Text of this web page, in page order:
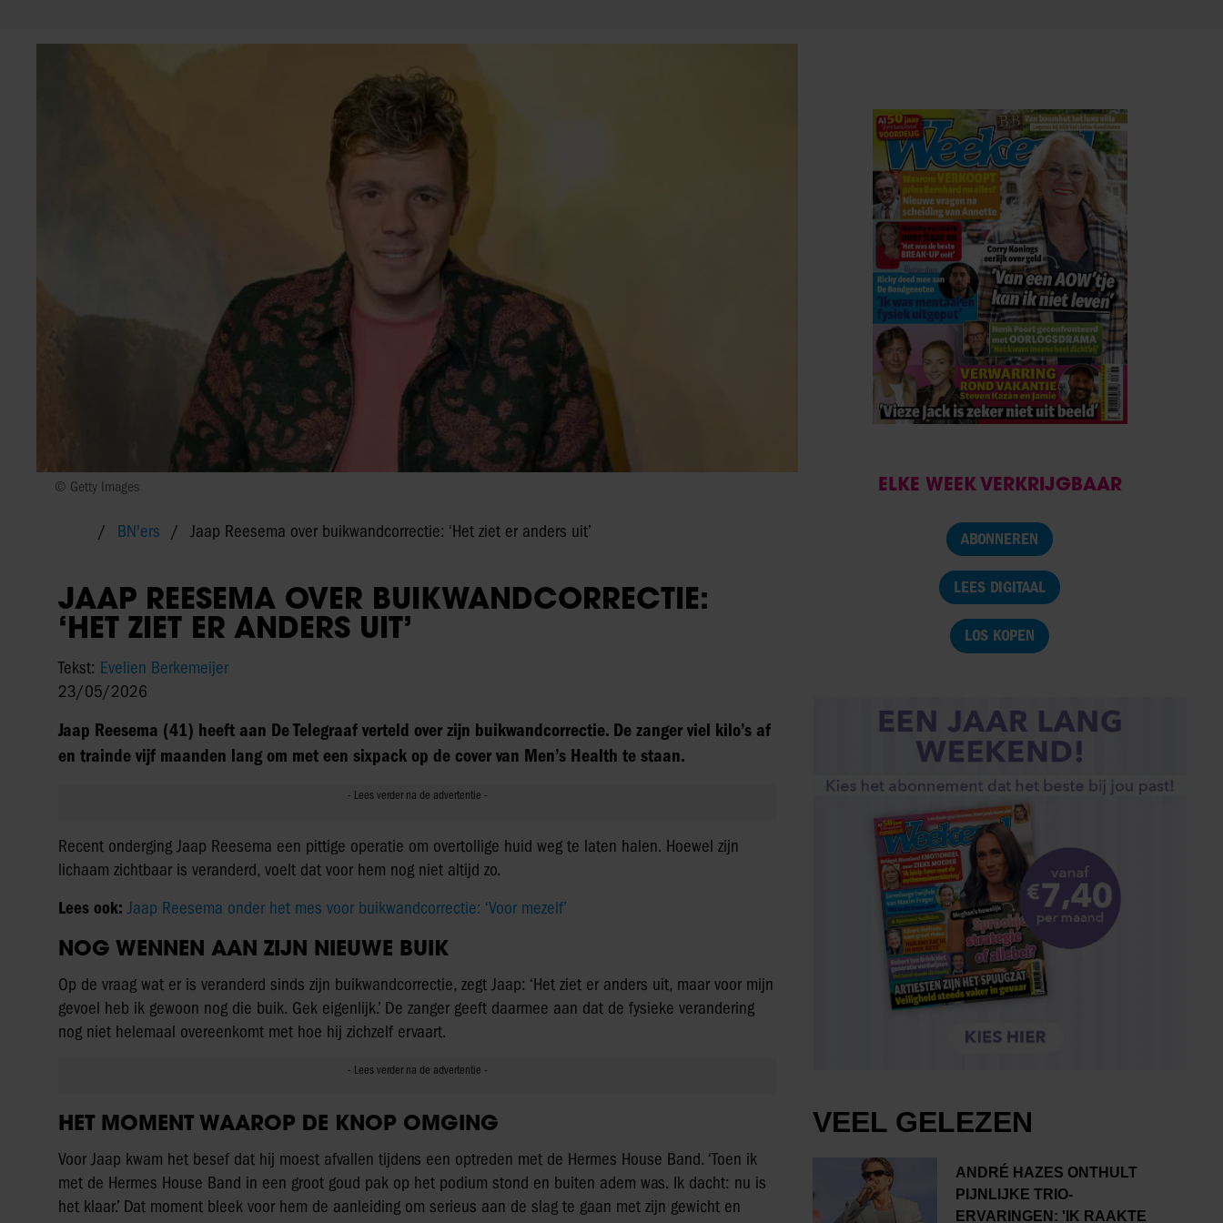
© Getty Images
BN'ers Jaap Reesema over buikwandcorrectie: ‘Het ziet er anders uit’
JAAP REESEMA OVER BUIKWANDCORRECTIE:
‘HET ZIET ER ANDERS UIT’
Tekst: Evelien Berkemeijer
23/05/2026
Jaap Reesema (41) heeft aan De Telegraaf verteld over zijn buikwandcorrectie. De zanger viel kilo’s af
en trainde vijf maanden lang om met een sixpack op de cover van Men’s Health te staan.
Recent onderging Jaap Reesema een pittige operatie om overtollige huid weg te laten halen. Hoewel zijn
lichaam zichtbaar is veranderd, voelt dat voor hem nog niet altijd zo.
Lees ook: Jaap Reesema onder het mes voor buikwandcorrectie: ‘Voor mezelf’
NOG WENNEN AAN ZIJN NIEUWE BUIK
Op de vraag wat er is veranderd sinds zijn buikwandcorrectie, zegt Jaap: ‘Het ziet er anders uit, maar voor mijn
gevoel heb ik gewoon nog die buik. Gek eigenlijk.’ De zanger geeft daarmee aan dat de fysieke verandering
nog niet helemaal overeenkomt met hoe hij zichzelf ervaart.
HET MOMENT WAAROP DE KNOP OMGING
Voor Jaap kwam het besef dat hij moest afvallen tijdens een optreden met de Hermes House Band. ‘Toen ik
met de Hermes House Band in een groot goud pak op het podium stond en buiten adem was. Ik dacht: nu is
het klaar.’ Dat moment bleek voor hem de aanleiding om serieus aan de slag te gaan met zijn gewicht en
ELKE WEEK VERKRIJGBAAR
ABONNEREN
LEES DIGITAAL
LOS KOPEN